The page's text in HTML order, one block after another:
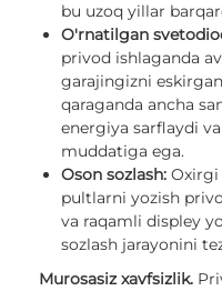
bu uzoq yillar
O'rnatilgan
privod ishlaganda
garajingizni
qaraganda ancha
energiya sarflaydi
muddatiga ega.
Oson sozlash: Oxirgi
pultlarni yozish
va raqamli displey
sozlash jarayonini
Murosasiz xavfsizlik.